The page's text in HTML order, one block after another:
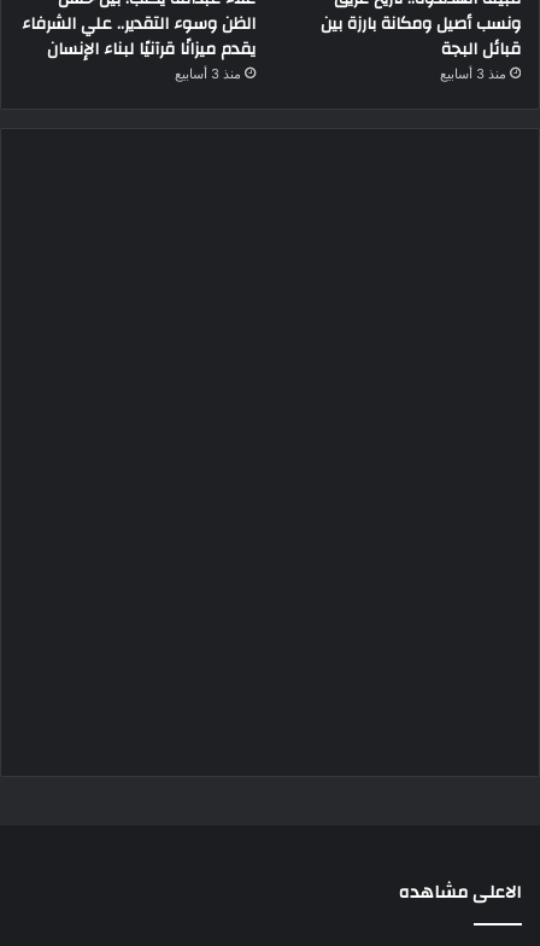
ونسب أصيل ومكانة بارزة بين
قبائل البجة
منذ 3 أسابيع
الظن وسوء التقدير.. علي الشرفاء
يقدم ميزانًا قرآنيًا لبناء الإنسان
منذ 3 أسابيع
الاعلى مشاهده